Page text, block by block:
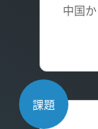
中国
課題